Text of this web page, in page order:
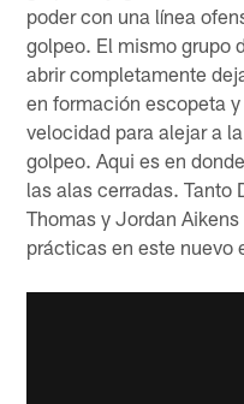
poder con una línea
golpeo. El mismo grupo
abrir completamente
en formación escopeta
velocidad para alejar a
golpeo. Aqui es en
las alas cerradas. Tanto
Thomas y Jordan
prácticas en este nuevo